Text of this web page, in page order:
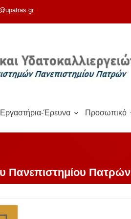
Εργαστήρια-Έρευνα Προσωπικό
Πανεπιστημίου Πατρών